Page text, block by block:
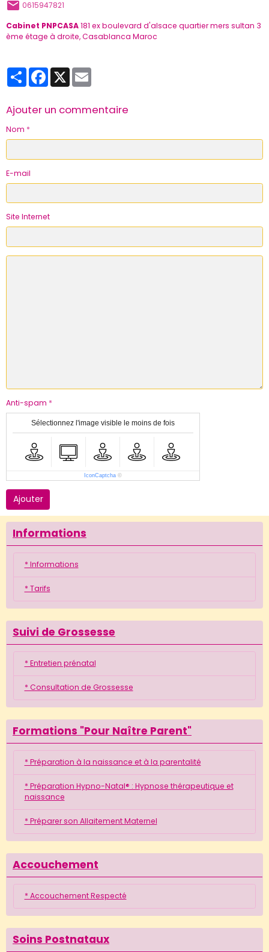
0615947821
Cabinet PNPCASA181 ex boulevard d'alsace quartier mers sultan 3
ème étage à droite, Casablanca Maroc
PartagerFacebook
X
Ajouter un commentaire
Nom
E-mail
Site Internet
Anti-spam
Sélectionnez l'image visible le moins de fois
IconCaptcha ©
Ajouter
Informations
* Informations
* Tarifs
Suivi de Grossesse
* Entretien prénatal
* Consultation de Grossesse
Formations "Pour Naître Parent"
* Préparation à la naissance et à la parentalité
* Préparation Hypno-Natal® : Hypnose thérapeutique et
naissance
* Préparer son Allaitement Maternel
Accouchement
* Accouchement Respecté
Soins Postnataux